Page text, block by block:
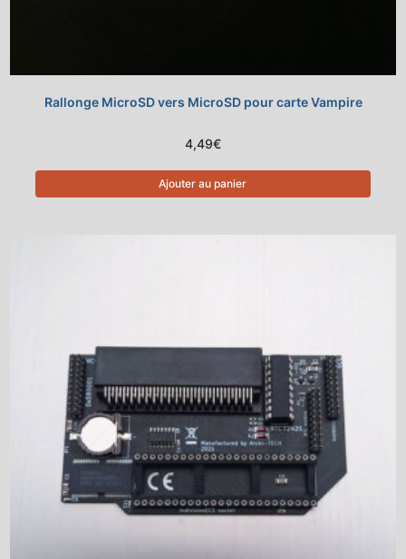
Rallonge MicroSD vers MicroSD pour carte Vampire
4,49€
Ajouter au panier